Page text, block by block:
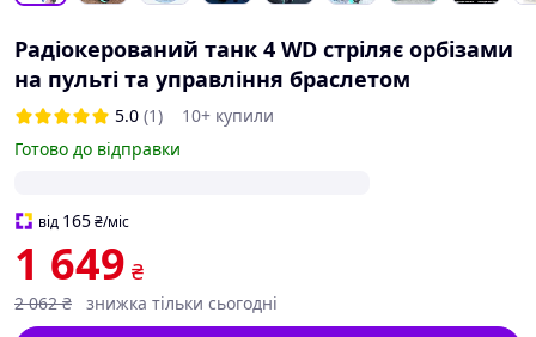
Радіокерований танк 4 WD стріляє орбізами
на пульті та управління браслетом
5.0 (1)
10+ купили
Готово до відправки
від 165₴/міс
1 649 ₴
2 062 ₴ знижка тільки сьогодні